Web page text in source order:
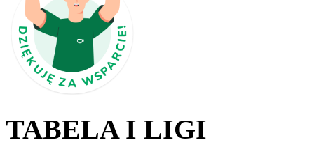
TABELA I LIGI